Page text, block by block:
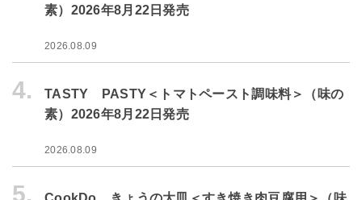
素）2026年8月22日発売
2026.08.09
4.
TASTY PASTY＜トマトペースト調味料＞（味の
素）2026年8月22日発売
2026.08.09
5.